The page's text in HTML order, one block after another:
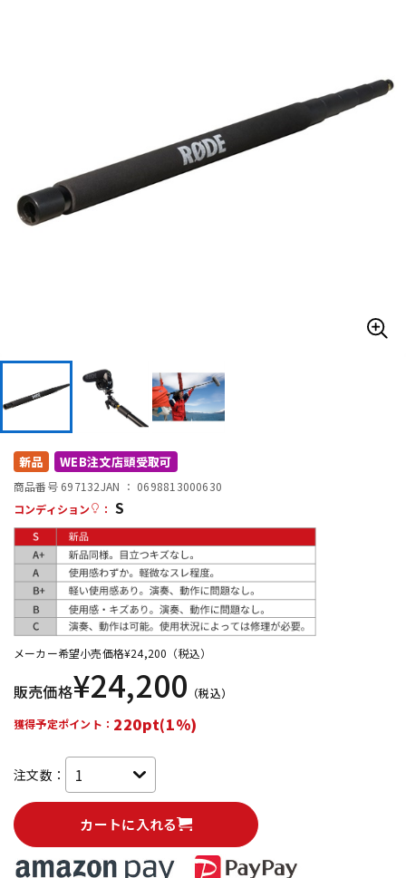
パーカッション
キーボード
DJ機器
配信/ライブ機器
中古
新品 WEB注文店頭受取可
商品番号 697132JAN ： 0698813000630
コンディション
： S
メーカー希望小売価格¥24,200 （税込）
販売価格¥24,200 （税込）
獲得予定ポイント： 220pt(1%)
注文数：
カートに入れる